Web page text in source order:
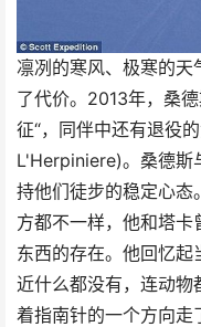
凛冽的寒风、极寒的天
了代价。2013年，桑
征“，同伴中还有退役
L'Herpiniere)。桑德斯
持他们徒步的稳定心态
方都不一样，他和塔
东西的存在。他回忆起
近什么都没有，连动物
着指南针的一个方向走